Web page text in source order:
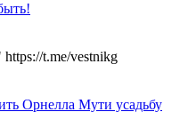
t.me/vestnikg
Орнелла Мути усадьбу